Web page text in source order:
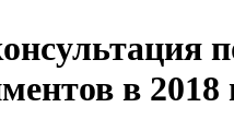
в 2018